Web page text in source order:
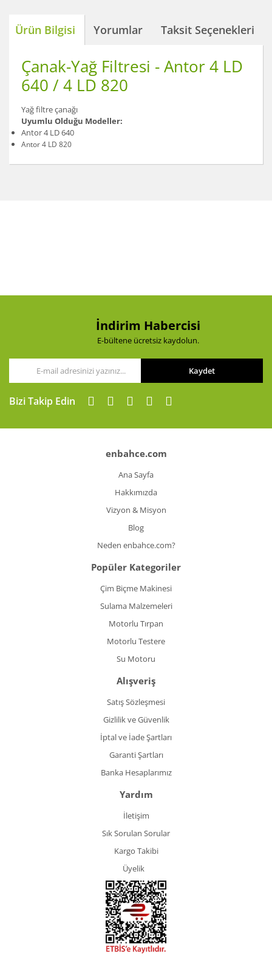
Ürün Bilgisi Yorumlar Taksit Seçenekleri
Çanak-Yağ Filtresi - Antor 4 LD
640 / 4 LD 820
Yağ filtre çanağı
Uyumlu Olduğu Modeller:
Antor 4 LD 640
Antor 4 LD 820
Ürün fiyatı diğer sitelerden daha pahalı.
Gönder
İndirim Habercisi
E-bültene ücretsiz kaydolun.
Kaydet
Bizi Takip Edin
enbahce.com
Ana Sayfa
Hakkımızda
Vizyon & Misyon
Blog
Neden enbahce.com?
Popüler Kategoriler
Çim Biçme Makinesi
Sulama Malzemeleri
Motorlu Tırpan
Motorlu Testere
Su Motoru
Alışveriş
Satış Sözleşmesi
Gizlilik ve Güvenlik
İptal ve İade Şartları
Garanti Şartları
Banka Hesaplarımız
Yardım
İletişim
Sık Sorulan Sorular
Kargo Takibi
Üyelik